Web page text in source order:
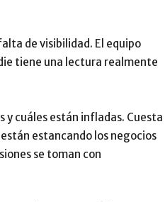
de visibilidad. El equipo
tiene una lectura realmente
y cuáles están infladas. Cuesta
estancando los negocios
se toman con